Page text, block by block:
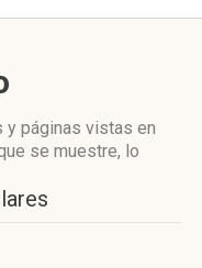
y páginas vistas en
se muestre, lo